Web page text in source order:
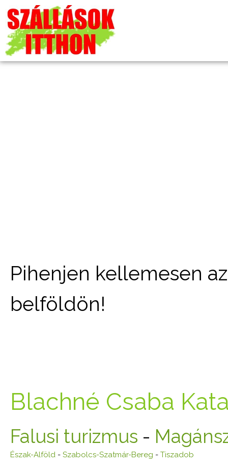
Pihenjen kellemesen
belföldön!
Blachné Csaba
Falusi turizmus -
Észak-Alföld - Szabolcs-Szatmár-Bereg - Tiszadob